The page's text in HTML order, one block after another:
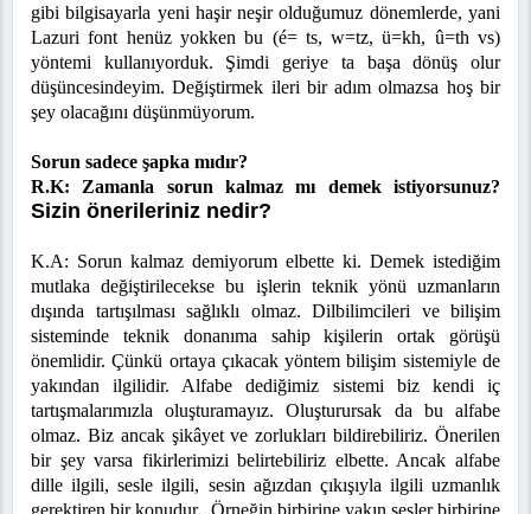
gibi bilgisayarla yeni haşir neşir olduğumuz dönemlerde, yani
Lazuri font henüz yokken bu (é= ts,w=tz,ü=kh, û=th vs)
yöntemi kullanıyorduk. Şimdi geriye ta başa dönüş olur
düşüncesindeyim. Değiştirmek ileri bir adım olmazsa hoş bir
şey olacağını düşünmüyorum.
Sorun sadece şapka mıdır?
R.K: Zamanla sorun kalmaz mı demek istiyorsunuz?
Sizin önerileriniz nedir?
K.A: Sorun kalmaz demiyorum elbette ki. Demek istediğim
mutlaka değiştirilecekse bu işlerin teknik yönü uzmanların
dışında tartışılması sağlıklı olmaz. Dilbilimcileri ve bilişim
sisteminde teknik donanıma sahip kişilerin ortak görüşü
önemlidir. Çünkü ortaya çıkacak yöntem bilişim sistemiyle de
yakından ilgilidir. Alfabe dediğimiz sistemi biz kendi iç
tartışmalarımızla oluşturamayız. Oluşturursak da bu alfabe
olmaz. Biz ancak şikâyet ve zorlukları bildirebiliriz. Önerilen
bir şey varsa fikirlerimizi belirtebiliriz elbette. Ancak alfabe
dille ilgili, sesle ilgili, sesin ağızdan çıkışıyla ilgili uzmanlık